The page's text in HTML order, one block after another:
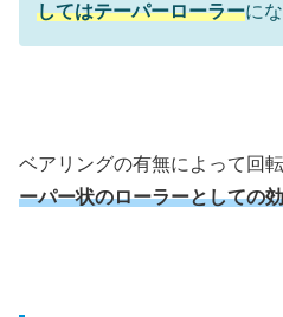
してはテーパーローラーに
ベアリングの有無によって回
ーパー状のローラーとしての